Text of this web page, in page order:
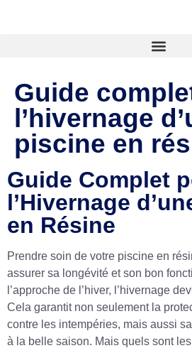
Guide
l’hivernage
piscine en
Guide Complet
l’Hivernage
en Résine
Prendre soin de votre piscine en
assurer sa longévité et son bon
l’approche de l’hiver, l’hivernage
Cela garantit non seulement la
contre les intempéries, mais aussi
à la belle saison. Mais quels sont les